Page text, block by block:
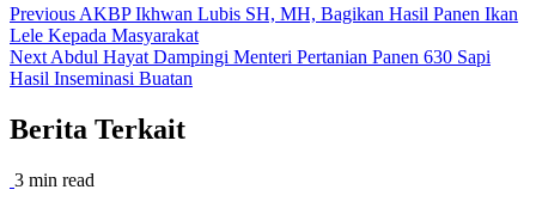
Post
navigation
Previous AKBP Ikhwan Lubis SH, MH, Bagikan Hasil Panen Ikan
Lele Kepada Masyarakat
Next Abdul Hayat Dampingi Menteri Pertanian Panen 630 Sapi
Hasil Inseminasi Buatan
Berita Terkait
3 min read